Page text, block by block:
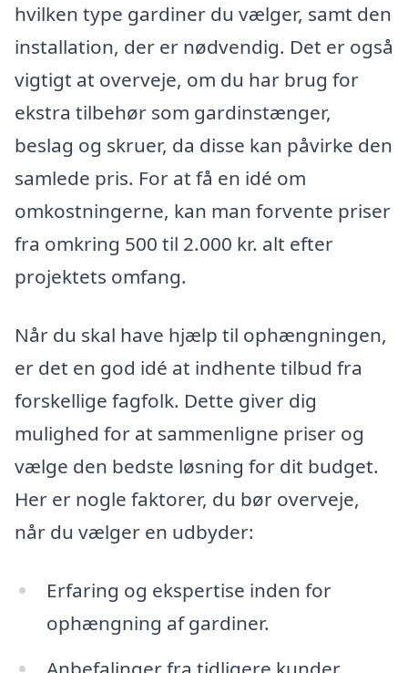
hvilken type gardiner du vælger, samt den
installation, der er nødvendig. Det er også
vigtigt at overveje, om du har brug for
ekstra tilbehør som gardinstænger,
beslag og skruer, da disse kan påvirke den
samlede pris. For at få en idé om
omkostningerne, kan man forvente priser
fra omkring 500 til 2.000 kr. alt efter
projektets omfang.
Når du skal have hjælp til ophængningen,
er det en god idé at indhente tilbud fra
forskellige fagfolk. Dette giver dig
mulighed for at sammenligne priser og
vælge den bedste løsning for dit budget.
Her er nogle faktorer, du bør overveje,
når du vælger en udbyder:
Erfaring og ekspertise inden for
ophængning af gardiner.